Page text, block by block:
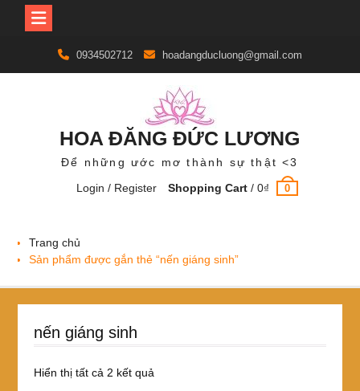
content
0934502712 hoadangducluong@gmail.com
HOA ĐĂNG ĐỨC LƯƠNG
Để những ước mơ thành sự thật <3
Login / Register
Shopping Cart /0₫ 0
Trang chủ
Sản phẩm được gắn thẻ “nến giáng sinh”
nến giáng sinh
Hiển thị tất cả 2 kết quảĐã